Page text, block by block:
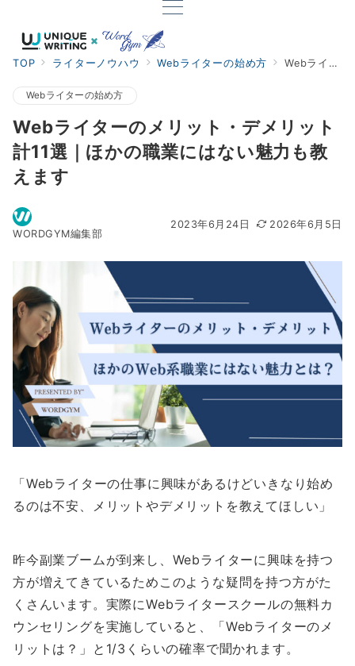
TOP ライターノウハウ Webライターの始め方 Webライターのメリット・デメリット計11選｜ほかの職業にはない魅力も教えます
Webライターの始め方
Webライターのメリット・デメリット
計11選｜ほかの職業にはない魅力も教
えます
2023年6月24日
2026年6月5日
WORDGYM編集部
「Webライターの仕事に興味があるけどいきなり始め
るのは不安、メリットやデメリットを教えてほしい」
昨今副業ブームが到来し、Webライターに興味を持つ
方が増えてきているためこのような疑問を持つ方がた
くさんいます。実際にWebライタースクールの無料カ
ウンセリングを実施していると、「Webライターのメ
リットは？」と1/3くらいの確率で聞かれます。